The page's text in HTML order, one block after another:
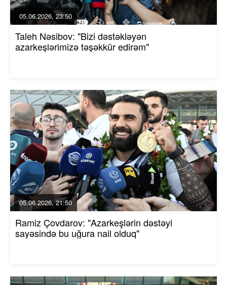
05.06.2026, 23:50
Taleh Nəsibov: "Bizi dəstəkləyən
azarkeşlərimizə təşəkkür edirəm"
05.06.2026, 21:50
Ramiz Çovdarov: "Azarkeşlərin dəstəyi
sayəsində bu uğura nail olduq"